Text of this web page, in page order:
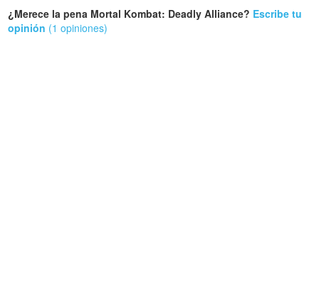
¿Merece la pena Mortal Kombat: Deadly Alliance? Escribe tu
opinión (1 opiniones)